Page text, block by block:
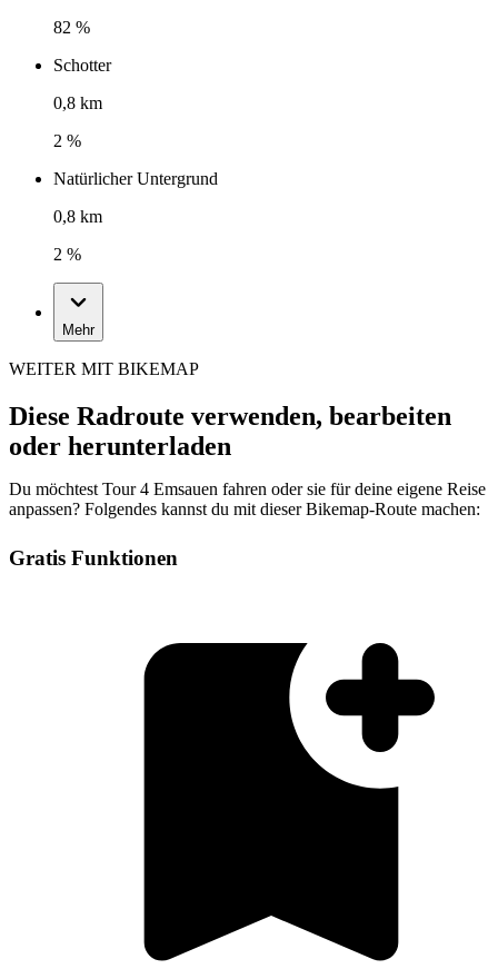
82 %
Schotter
0,8 km
2 %
Natürlicher Untergrund
0,8 km
2 %
Mehr
WEITER MIT BIKEMAP
Diese Radroute verwenden, bearbeiten
oder herunterladen
Du möchtest Tour 4 Emsauen fahren oder sie für deine eigene Reise
anpassen? Folgendes kannst du mit dieser Bikemap-Route machen:
Gratis Funktionen